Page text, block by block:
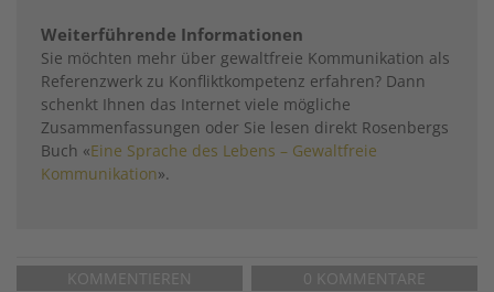
Weiterführende Informationen
Sie möchten mehr über gewaltfreie Kommunikation als
Referenzwerk zu Konfliktkompetenz erfahren? Dann
schenkt Ihnen das Internet viele mögliche
Zusammenfassungen oder Sie lesen direkt Rosenbergs
Buch «Eine Sprache des Lebens – Gewaltfreie
Kommunikation».
KOMMENTIEREN
0 KOMMENTARE